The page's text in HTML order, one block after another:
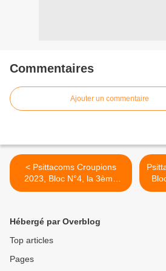
Commentaires
Ajouter un commentaire
< Psittacoms Croupions
2023, Bloc N°4, la 3ème
Nichée.
Hébergé par Overblog
Top articles
Pages